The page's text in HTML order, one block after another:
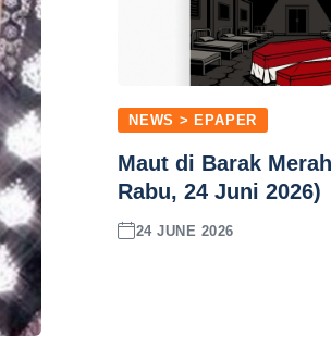
NEWS > EPAPER
Maut di Barak
Rabu, 24 Juni 2026)
24 JUNE 2026